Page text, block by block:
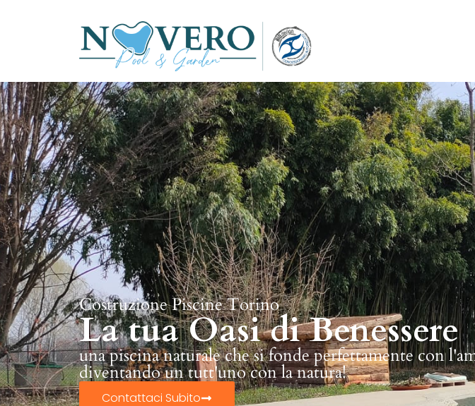
Costruzione Piscine Torino
La tua Oasi di Benessere
una piscina naturale che si fonde perfettamente con
diventando un tutt'uno con la natura!
Contattaci Subito